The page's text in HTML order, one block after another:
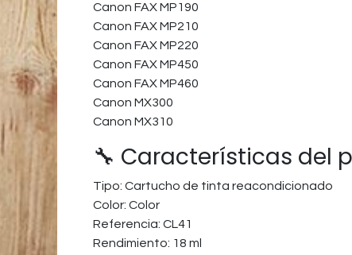
Canon FAX MP190
Canon FAX MP210
Canon FAX MP220
Canon FAX MP450
Canon FAX MP460
Canon MX300
Canon MX310
🔧 Características del
Tipo: Cartucho de tinta reacondicionado
Color: Color
Referencia: CL41
Rendimiento: 18 ml